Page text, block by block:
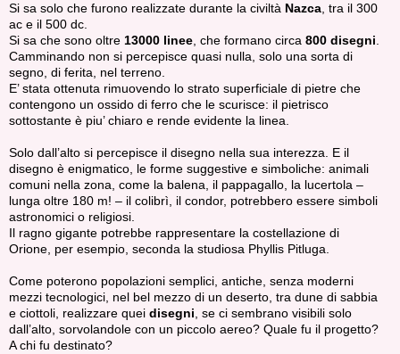
Si sa solo che furono realizzate durante la civiltà Nazca , tra il 300
ac e il 500 dc.
Si sa che sono oltre 13000 linee , che formano circa 800 disegni
Camminando non si percepisce quasi nulla, solo una sorta di
segno, di ferita, nel terreno.
E’ stata ottenuta rimuovendo lo strato superficiale di pietre che
contengono un ossido di ferro che le scurisce: il pietrisco
sottostante è piu’ chiaro e rende evidente la linea.
Solo dall’alto si percepisce il disegno nella sua interezza. E il
disegno è enigmatico, le forme suggestive e simboliche: animali
comuni nella zona, come la balena, il pappagallo, la lucertola –
lunga oltre 180 m! – il colibrì, il condor, potrebbero essere simboli
astronomici o religiosi.
Il ragno gigante potrebbe rappresentare la costellazione di
Orione, per esempio, seconda la studiosa Phyllis Pitluga.
Come poterono popolazioni semplici, antiche, senza moderni
mezzi tecnologici, nel bel mezzo di un deserto, tra dune di sabbia
e ciottoli, realizzare quei disegni , se ci sembrano visibili solo
dall’alto, sorvolandole con un piccolo aereo? Quale fu il progetto?
A chi fu destinato?